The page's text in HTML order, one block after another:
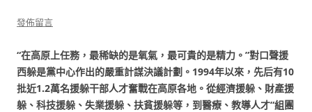
發佈留言
“在高原上任務，最稀缺的是氧氣，最可貴的是精力。”對口聲援
西躲是黨中心作出的嚴重計謀決議計劃。1994年以來，先后有10
批近1.2萬名援躲干部人才奮戰在高原各地。從經濟援躲、財產援
躲、科技援躲、失業援躲、扶貧援躲等，到醫療、教導人才“組團